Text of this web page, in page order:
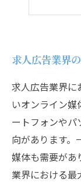
求人広告業界
求人広告業界に
いオンライン媒
ートフォンや
向があります。
媒体も需要があ
業界における最